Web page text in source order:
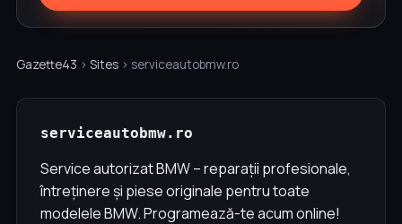
Gazette43 › Sites › serviceautobmw.ro
serviceautobmw.ro
Service autorizat BMW – reparații profesionale,
întreținere și piese originale pentru toate
modelele BMW. Programează-te acum online!